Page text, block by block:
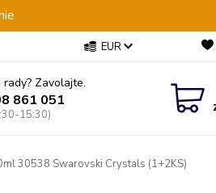
EUR
Zavolajte.
861 051
15:30)
30538 Swarovski Crystals (1+2KS)